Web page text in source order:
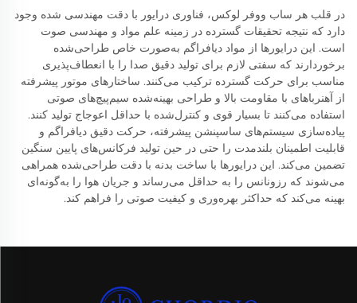
در قلب هر ساب ووفر لوکس، فناوری درایور با دقت مهندسی شده وجود
دارد که نتیجه تحقیقات گسترده در زمینه علم مواد و مهندسی صوت
است. این درایورها از مواد دیافراگم به‌صورت خاص طراحی‌شده
برخوردارند که سفتی لازم برای تولید دقیق صدا را با انعطاف‌پذیری
مناسب برای حرکت گسترده ترکیب می‌کنند. ساختارهای موتور پیشرفته
از آهنرباهای با مقاومت بالا و طراحی بهینه‌شده سیم‌پیچ‌های صوتی
استفاده می‌کنند تا بسیار قوی و کنترل‌شده با حداقل اعوجاج تولید کنند.
پیاده‌سازی سیستم‌های ساسپنشن پیشرفته، حرکت دقیق دیافراگم و
قابلیت اطمینان بلندمدت را حتی در حین تولید فرکانس‌های پایین سنگین
تضمین می‌کند. این درایورها با ساخت بدنه با دقت طراحی‌شده همراهی
می‌شوند که رزونانس را به حداقل می‌رساند و جریان هوا را به‌گونه‌ای
بهینه می‌کند که حداکثر بهره‌وری و کیفیت صوتی را فراهم کند.